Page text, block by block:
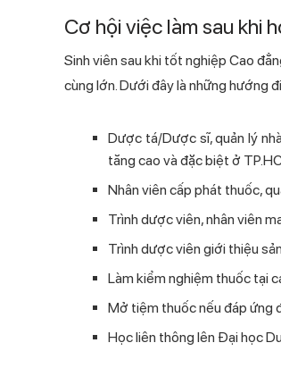
Cơ hội việc làm sau khi
Sinh viên sau khi tốt nghiệp Cao
cùng lớn. Dưới đây là những hướng
Dược tá/Dược sĩ, quản lý
tăng cao và đặc biệt ở
Nhân viên cấp phát thuốc,
Trình dược viên, nhân viên
Trình dược viên giới thiệu
Làm kiểm nghiệm thuốc tại
Mở tiệm thuốc nếu đáp ứng
Học liên thông lên Đại học